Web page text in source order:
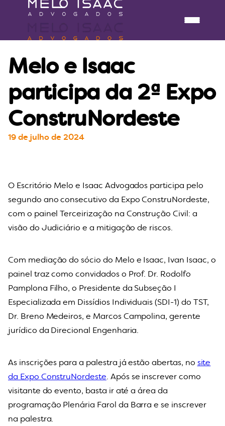
Melo e Isaac
participa da 2ª Expo
ConstruNordeste
19 de julho de 2024
O Escritório Melo e Isaac Advogados participa pelo
segundo ano consecutivo da Expo ConstruNordeste,
com o painel Terceirização na Construção Civil: a
visão do Judiciário e a mitigação de riscos.
Com mediação do sócio do Melo e Isaac, Ivan Isaac, o
painel traz como convidados o Prof. Dr. Rodolfo
Pamplona Filho, o Presidente da Subseção I
Especializada em Dissídios Individuais (SDI-1) do TST,
Dr. Breno Medeiros, e Marcos Campolina, gerente
jurídico da Direcional Engenharia.
As inscrições para a palestra já estão abertas, no site
da Expo ConstruNordeste. Após se inscrever como
visitante do evento, basta ir até a área da
programação Plenária Farol da Barra e se inscrever
na palestra.